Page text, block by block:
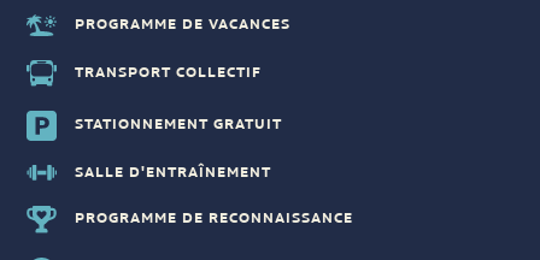
PROGRAMME DE VACANCES
TRANSPORT COLLECTIF
STATIONNEMENT GRATUIT
SALLE D'ENTRAÎNEMENT
PROGRAMME DE RECONNAISSANCE